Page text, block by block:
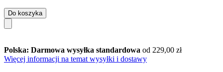
Do koszyka
Polska: Darmowa wysyłka standardowa od 229,00 zł
Więcej informacji na temat wysyłki i dostawy